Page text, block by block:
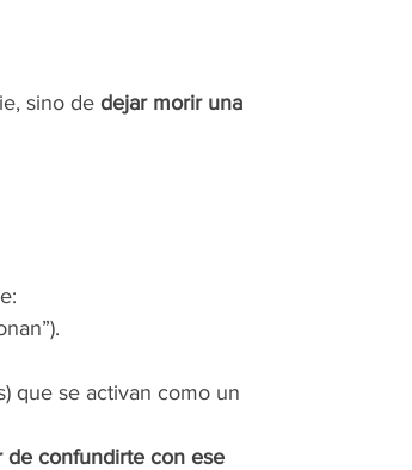
sino de dejar morir una
que se activan como un
de confundirte con ese